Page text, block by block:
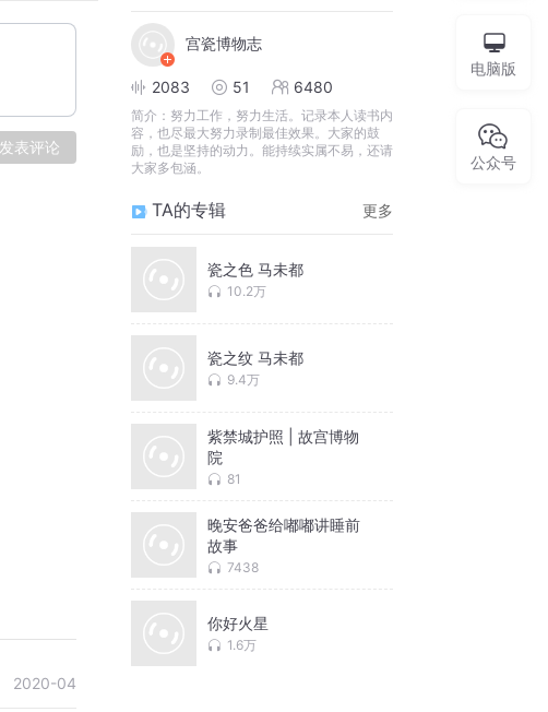
发表评论
2020-04
宫瓷博物志
2083 51 6480
简介： 努力工作，努力生活。记录本人读书内
容，也尽最大努力录制最佳效果。大家的鼓
励，也是坚持的动力。能持续实属不易，还请
大家多包涵。
TA的专辑 更多
瓷之色 马未都
10.2万
瓷之纹 马未都
9.4万
紫禁城护照 | 故宫博物
院
81
晚安爸爸给嘟嘟讲睡前
故事
7438
你好火星
1.6万
电脑版
公众号